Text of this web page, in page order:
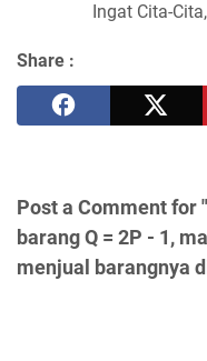
Ingat Cita-
Share :
Post a Comment for
barang Q = 2P - 1,
menjual barangnya